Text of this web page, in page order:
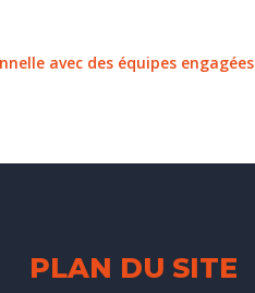
avec des équipes engagées
PLAN DU SITE